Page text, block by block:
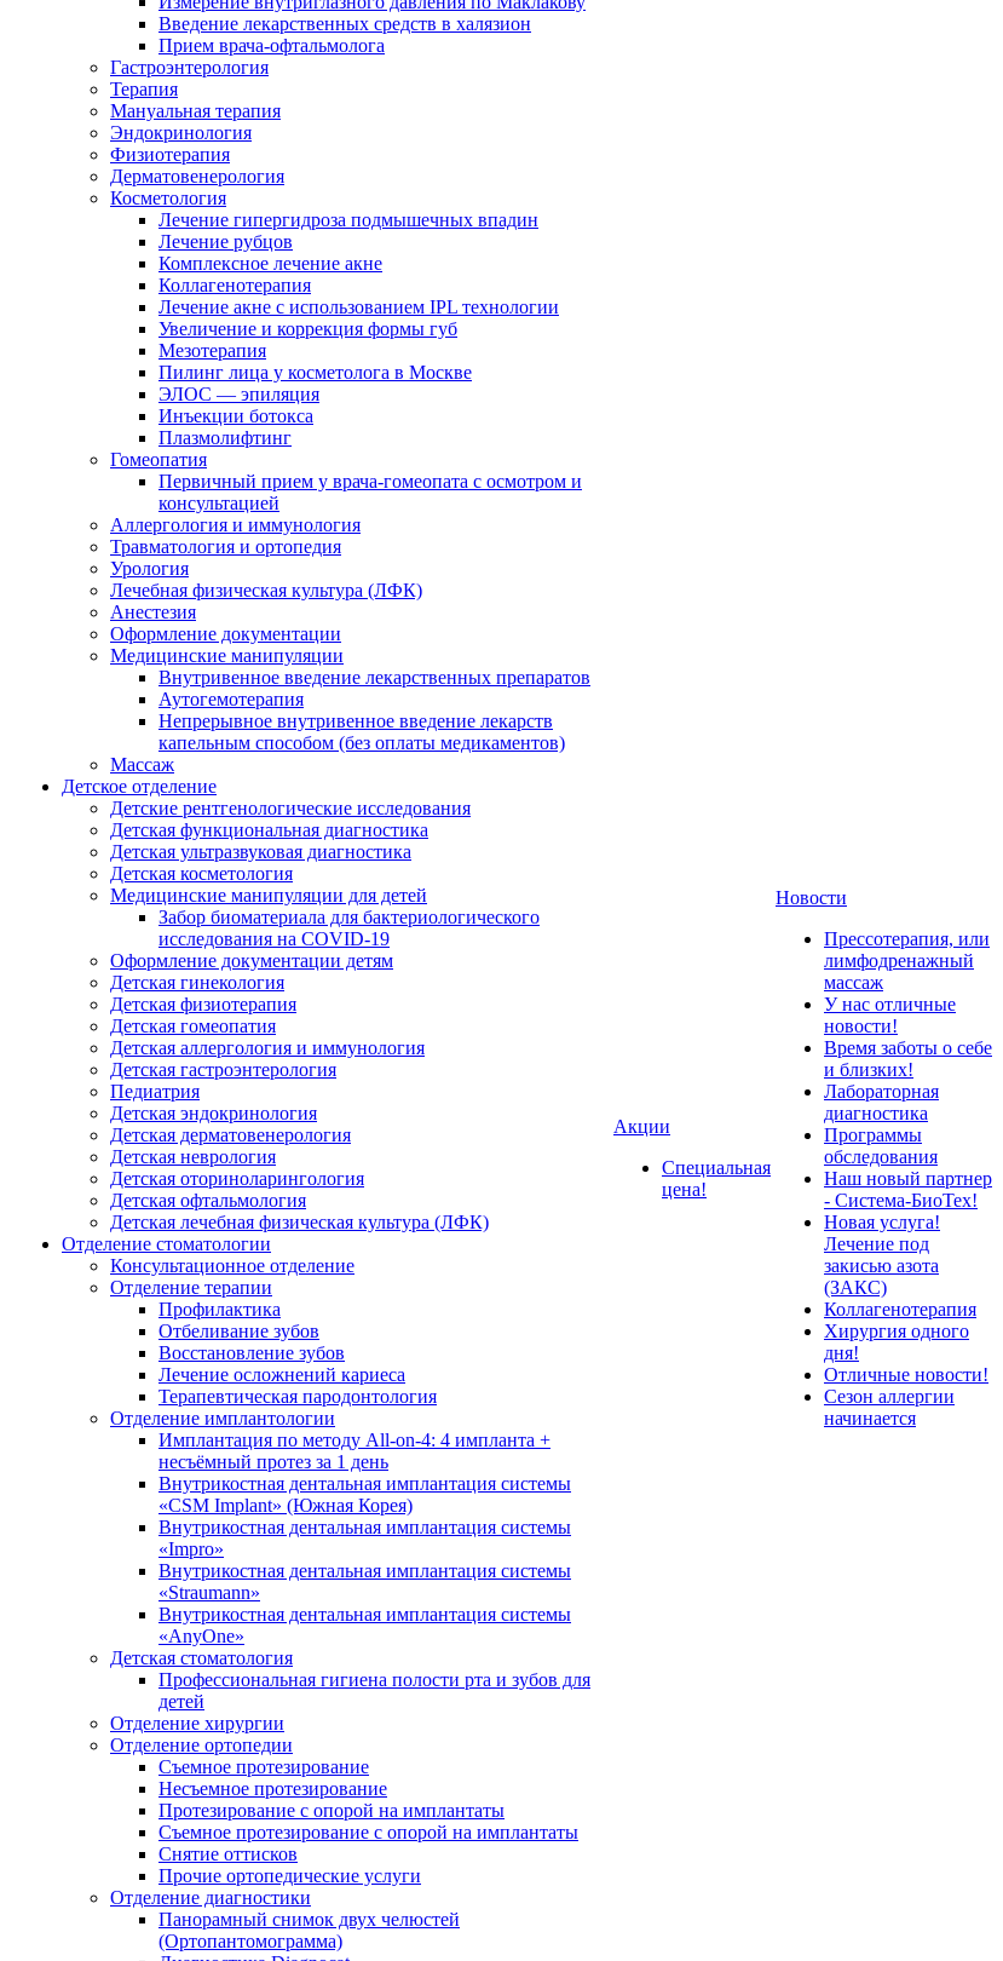
Введение лекарственных средств в халязион
Прием врача-офтальмолога
Гастроэнтерология
Терапия
Мануальная терапия
Эндокринология
Физиотерапия
Дерматовенерология
Косметология
Лечение гипергидроза подмышечных впадин
Лечение рубцов
Комплексное лечение акне
Коллагенотерапия
Лечение акне с использованием IPL технологии
Увеличение и коррекция формы губ
Мезотерапия
Пилинг лица у косметолога в Москве
ЭЛОС — эпиляция
Инъекции ботокса
Плазмолифтинг
Гомеопатия
Первичный прием у врача-гомеопата с осмотром и
консультацией
Аллергология и иммунология
Травматология и ортопедия
Урология
Лечебная физическая культура (ЛФК)
Анестезия
Оформление документации
Медицинские манипуляции
Внутривенное введение лекарственных препаратов
Аутогемотерапия
Непрерывное внутривенное введение лекарств
капельным способом (без оплаты медикаментов)
Массаж
Детское отделение
Детские рентгенологические исследования
Детская функциональная диагностика
Детская ультразвуковая диагностика
Детская косметология
Медицинские манипуляции для детей
Забор биоматериала для бактериологического
исследования на COVID-19
Оформление документации детям
Детская гинекология
Детская физиотерапия
Детская гомеопатия
Детская аллергология и иммунология
Детская гастроэнтерология
Педиатрия
Детская эндокринология
Детская дерматовенерология
Детская неврология
Детская оториноларингология
Детская офтальмология
Детская лечебная физическая культура (ЛФК)
Отделение стоматологии
Консультационное отделение
Отделение терапии
Профилактика
Отбеливание зубов
Восстановление зубов
Лечение осложнений кариеса
Терапевтическая пародонтология
Отделение имплантологии
Имплантация по методу All-on-4: 4 импланта +
несъёмный протез за 1 день
Внутрикостная дентальная имплантация системы
«CSM Implant» (Южная Корея)
Внутрикостная дентальная имплантация системы
«Impro»
Внутрикостная дентальная имплантация системы
«Straumann»
Внутрикостная дентальная имплантация системы
«AnyOne»
Детская стоматология
Профессиональная гигиена полости рта и зубов для
детей
Отделение хирургии
Отделение ортопедии
Съемное протезирование
Несъемное протезирование
Протезирование с опорой на имплантаты
Съемное протезирование с опорой на имплантаты
Снятие оттисков
Прочие ортопедические услуги
Отделение диагностики
Панорамный снимок двух челюстей
(Ортопантомограмма)
Акции
Специальная
цена!
Новости
Прессотерапия, или
лимфодренажный
массаж
У нас отличные
новости!
Время заботы о себе
и близких!
Лабораторная
диагностика
Программы
обследования
Наш новый партнер
- Система-БиоТех!
Новая услуга!
Лечение под
закисью азота
(ЗАКС)
Коллагенотерапия
Хирургия одного
дня!
Отличные новости!
Сезон аллергии
начинается